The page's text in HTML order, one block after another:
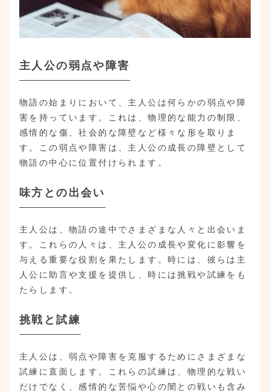
主人公の弱点や障害
物語の始まりにおいて、主人公は何らかの弱点や障
害を持っています。これは、物理的な能力の制限、
感情的な傷、社会的な障壁など様々な形を取りま
す。この弱点や障害は、主人公の成長の障壁として
物語の中心に位置付けられます。
味方との出会い
主人公は、物語の途中でさまざまな人々と出会いま
す。これらの人々は、主人公の成長や変化に影響を
与える重要な役割を果たします。時には、彼らは主
人公に助言や支援を提供し、時には挑戦や試練をも
たらします。
挑戦と試練
主人公は、弱点や障害を克服するためにさまざまな
試練に直面します。これらの試練は、物理的な戦い
だけでなく、感情的な苦悩や心の闇との戦いも含み